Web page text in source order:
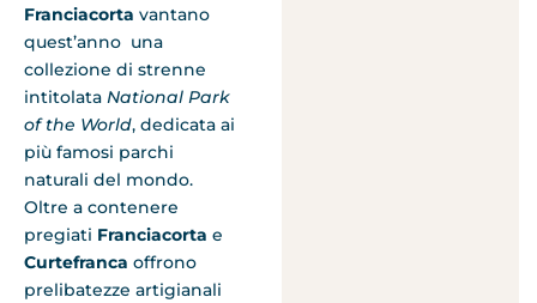
Franciacorta vantano
quest’anno una
collezione di strenne
intitolata National Park
of the World, dedicata ai
più famosi parchi
naturali del mondo.
Oltre a contenere
pregiati Franciacorta e
Curtefranca offrono
prelibatezze artigianali